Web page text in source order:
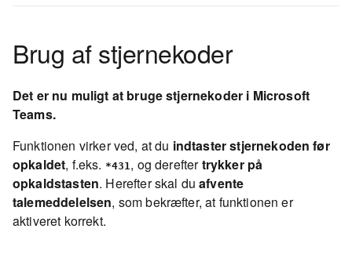
Brug af stjernekoder
Det er nu muligt at bruge stjernekoder i Microsoft
Teams.
Funktionen virker ved, at du indtaster stjernekoden før
opkaldet, f.eks. *431, og dereftertrykker på
opkaldstasten. Herefter skal duafvente
talemeddelelsen, som bekræfter, at funktionen er
aktiveret korrekt.